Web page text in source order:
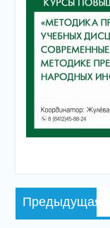
Навигация
по
Предыдущая